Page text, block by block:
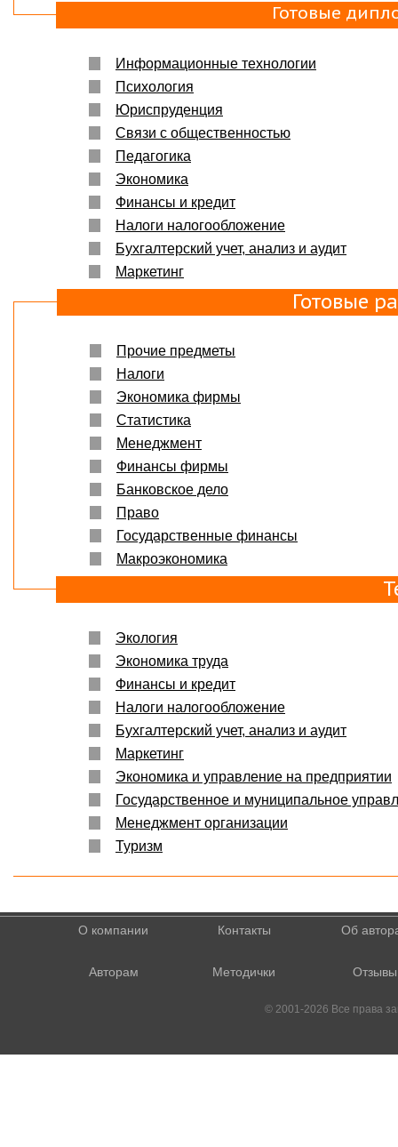
Готовые
Информационные технологии
Психология
Юриспруденция
Связи с общественностью
Педагогика
Экономика
Финансы и кредит
Налоги налогообложение
Бухгалтерский учет, анализ и аудит
Маркетинг
Готовые
Прочие предметы
Налоги
Экономика фирмы
Статистика
Менеджмент
Финансы фирмы
Банковское дело
Право
Государственные финансы
Макроэкономика
Экология
Экономика труда
Финансы и кредит
Налоги налогообложение
Бухгалтерский учет, анализ и аудит
Маркетинг
Экономика и управление на предприятии
Государственное и муниципальное
Менеджмент организации
Туризм
О компании Контакты Об
Авторам Методички Отзывы
© 2001-2026 Все права